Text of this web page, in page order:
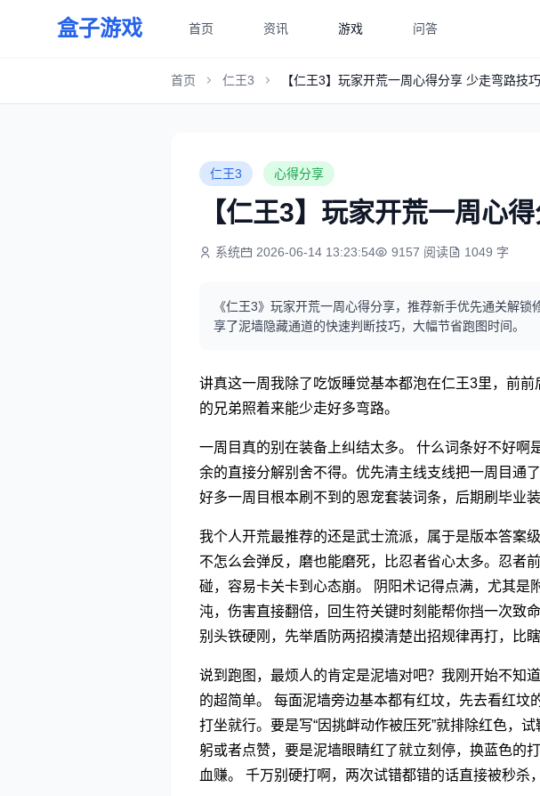
盒子游戏 首页 资讯 游戏 问答
首页 仁王3 【仁王3】玩家开荒一周心得分享 少走弯路技巧
仁王3 心得分享
【仁王3】玩家开荒一周心
系统 2026-06-14 13:23:54 9157 阅读 1049 字
《仁王3》玩家开荒一周心得分享，推荐新手优先通关解
享了泥墙隐藏通道的快速判断技巧，大幅节省跑图时间。
讲真这一周我除了吃饭睡觉基本都泡在仁王3里，前
的兄弟照着来能少走好多弯路。
一周目真的别在装备上纠结太多。 什么词条好不好
余的直接分解别舍不得。优先清主线支线把一周目通
好多一周目根本刷不到的恩宠套装词条，后期刷毕业
我个人开荒最推荐的还是武士流派，属于是版本答案
不怎么会弹反，磨也能磨死，比忍者省心太多。忍者
碰，容易卡关卡到心态崩。 阴阳术记得点满，尤其
沌，伤害直接翻倍，回生符关键时刻能帮你挡一次致
别头铁硬刚，先举盾防两招摸清楚出招规律再打，比
说到跑图，最烦人的肯定是泥墙对吧？我刚开始不知
的超简单。 每面泥墙旁边基本都有红坟，先去看红坟
打坐就行。要是写“因挑衅动作被压死”就排除红色，
躬或者点赞，要是泥墙眼睛红了就立刻停，换蓝色的
血赚。 千万别硬打啊，两次试错都错的话直接被秒杀